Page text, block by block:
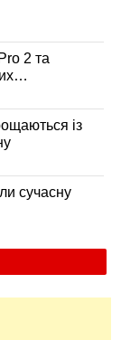
2 та
із
сучасну